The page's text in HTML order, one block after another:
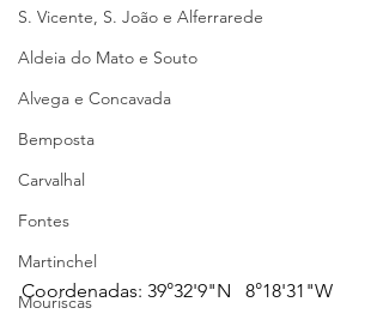
S. Vicente, S. João e Alferrarede
Aldeia do Mato e Souto
Alvega e Concavada
Bemposta
Carvalhal
Fontes
Martinchel
Mouriscas
Coordenadas: 39°32'9"N   8°18'31"W